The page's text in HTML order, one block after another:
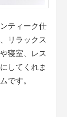
ティーク仕
リラックス
寝室、レス
してくれま
です。